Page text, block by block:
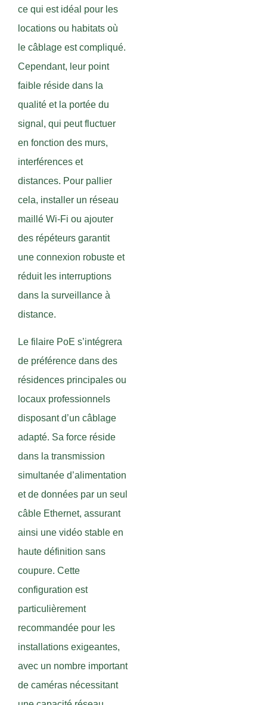
ce qui est idéal pour les
locations ou habitats où
le câblage est compliqué.
Cependant, leur point
faible réside dans la
qualité et la portée du
signal, qui peut fluctuer
en fonction des murs,
interférences et
distances. Pour pallier
cela, installer un réseau
maillé Wi-Fi ou ajouter
des répéteurs garantit
une connexion robuste et
réduit les interruptions
dans la surveillance à
distance.
Le filaire PoE s’intégrera
de préférence dans des
résidences principales ou
locaux professionnels
disposant d’un câblage
adapté. Sa force réside
dans la transmission
simultanée d’alimentation
et de données par un seul
câble Ethernet, assurant
ainsi une vidéo stable en
haute définition sans
coupure. Cette
configuration est
particulièrement
recommandée pour les
installations exigeantes,
avec un nombre important
de caméras nécessitant